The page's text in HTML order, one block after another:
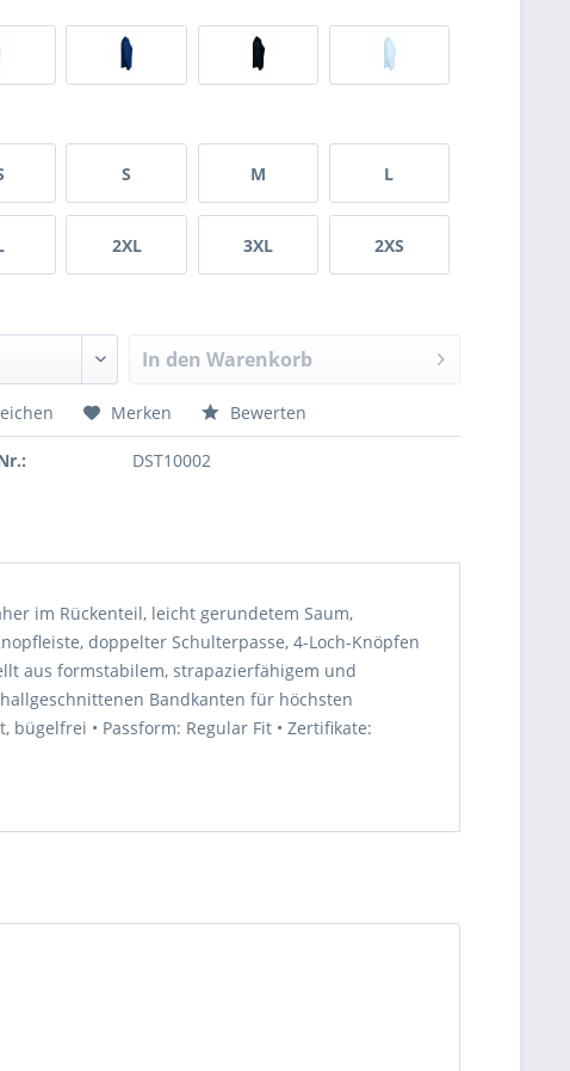
S M L
2XL 3XL 2XS
In den Warenkorb
Merken Bewerten
DST10002
im Rückenteil, leicht gerundetem Saum,
doppelter Schulterpasse, 4-Loch-Knöpfen
aus formstabilem, strapazierfähigem und
Bandkanten für höchsten
• Passform: Regular Fit • Zertifikate: